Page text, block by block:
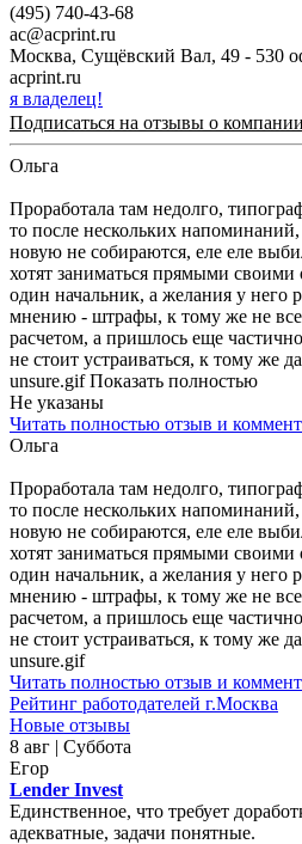
(495) 740-43-68
ac@acprint.ru
Москва, Сущёвский Вал, 49 - 530
acprint.ru
я владелец!
Подписаться на отзывы о компании
Ольга
Проработала там недолго,
то после нескольких
новую не собираются, еле еле
хотят заниматься прямыми своими
один начальник, а желания у него
мнению - штрафы, к тому же не
расчетом, а пришлось еще
не стоит устраиваться, к тому же
unsure.gif Показать полностью
Не указаны
Читать полностью отзыв и
Ольга
Проработала там недолго,
то после нескольких
новую не собираются, еле еле
хотят заниматься прямыми своими
один начальник, а желания у него
мнению - штрафы, к тому же не
расчетом, а пришлось еще
не стоит устраиваться, к тому же
unsure.gif
Читать полностью отзыв и
Рейтинг работодателей г.Москва
Новые отзывы
8 авг | Суббота
Егор
Lender Invest
Единственное, что требует
адекватные, задачи понятные.